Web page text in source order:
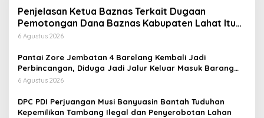
Penjelasan Ketua Baznas Terkait Dugaan
Pemotongan Dana Baznas Kabupaten Lahat Itu
Tidak Benar
6 Agustus 2026
Pantai Zore Jembatan 4 Barelang Kembali Jadi
Perbincangan, Diduga Jadi Jalur Keluar Masuk Barang
Tanpa Dokumen Kepabeanan, Nama Berinisial WL
di Kawasan Pesisir
6 Agustus 2026
DPC PDI Perjuangan Musi Banyuasin Bantah Tuduhan
Kepemilikan Tambang Ilegal dan Penyerobotan Lahan